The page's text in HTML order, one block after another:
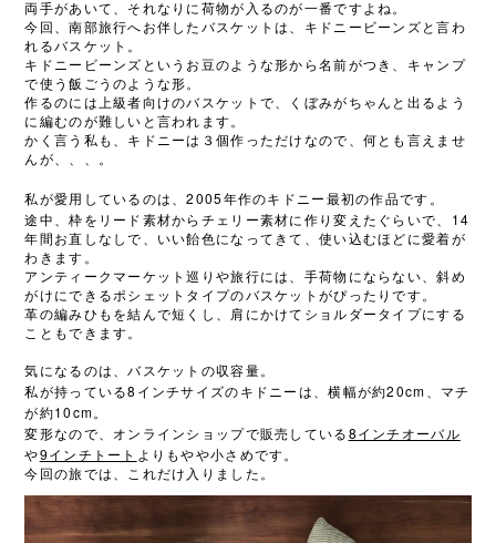
両手があいて、それなりに荷物が入るのが一番ですよね。
今回、南部旅行へお伴したバスケットは、キドニービーンズと言わ
れるバスケット。
キドニービーンズというお豆のような形から名前がつき、キャンプ
で使う飯ごうのような形。
作るのには上級者向けのバスケットで、くぼみがちゃんと出るよう
に編むのが難しいと言われます。
かく言う私も、キドニーは３個作っただけなので、何とも言えませ
んが、、、。
私が愛用しているのは、2005 年作のキドニー最初の作品です。
途中、枠をリード素材からチェリー素材に作り変えたぐらいで、
14
年間お直しなしで、いい飴色になってきて、使い込むほどに愛着が
わきます。
アンティークマーケット巡りや旅行には、手荷物にならない、斜め
がけにできるポシェットタイプのバスケットがぴったりです。
革の編みひもを結んで短くし、肩にかけてショルダータイプにする
こともできます。
気になるのは、バスケットの収容量。
私が持っている8 インチサイズのキドニーは、横幅が約20cm 、マチ
が約10cm。
変形なので、オンラインショップで販売している 8 インチオーバル
や9 インチトート よりもやや小さめです。
今回の旅では、これだけ入りました。